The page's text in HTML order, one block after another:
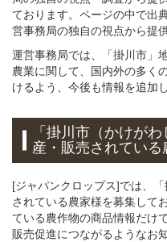
ております。ページの中で出
営事務局の独自の視点から提
運営事務局では、「掛川市」
農業に関して、国内外の多く
けるよう、今後も情報を追加
「掛川市（かけが
産・販売されている
[ジャパンクロップス]では、
されている農家様を募集して
ている農作物の商品情報だけ
販売促進につながるようなお